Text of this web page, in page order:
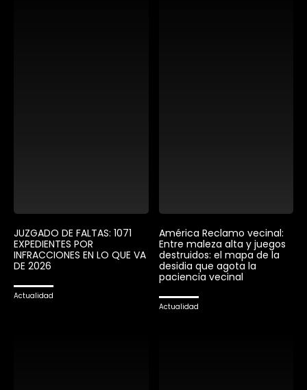
JUZGADO DE FALTAS: 1071
EXPEDIENTES POR
INFRACCIONES EN LO QUE VA
DE 2026
Actualidad
América Reclamo vecinal:
Entre maleza alta y juegos
destruidos: el mapa de la
desidia que agota la
paciencia vecinal
Actualidad